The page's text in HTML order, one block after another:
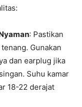
: Pastikan
Gunakan
dan earplug jika
Suhu kamar
18-22 derajat